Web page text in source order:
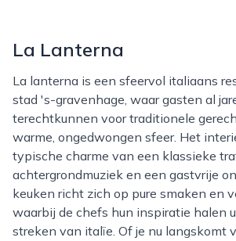
La Lanterna
La lanterna is een sfeervol italiaans restaurant in de
stad 's-gravenhage, waar gasten al
terechtkunnen voor traditionele
warme, ongedwongen sfeer. Het
typische charme van een klassieke
achtergrondmuziek en een gastvrije
keuken richt zich op pure smaken en
waarbij de chefs hun inspiratie halen
streken van italïe. Of je nu langskomt